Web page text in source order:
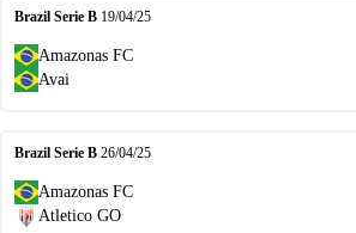
Brazil Serie B 19/04/25
Amazonas FC
Avai
Brazil Serie B 26/04/25
Amazonas FC
Atletico GO